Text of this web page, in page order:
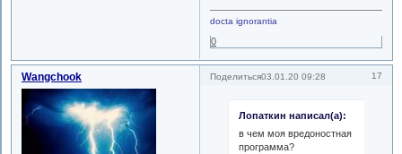
docta ignorantia
0
Поделиться 17
03.01.20 09:28
Wangchook
Лопаткин написал(а):
в чем моя вредоностная
программа?